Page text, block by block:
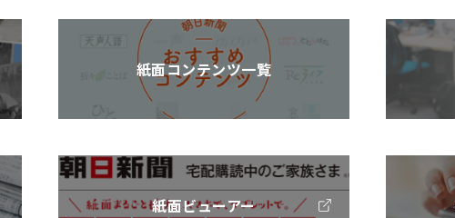
紙面コンテンツ一覧
紙面ビューアー